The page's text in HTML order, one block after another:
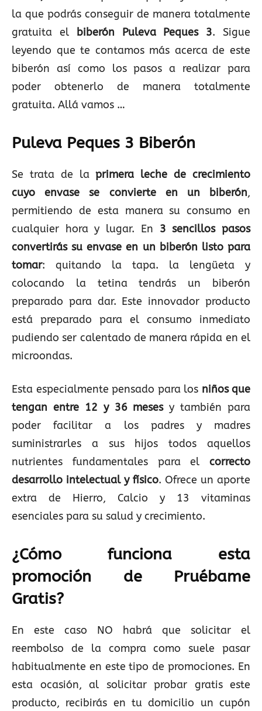
la que podrás conseguir de manera totalmente
gratuita elbiberón Puleva Peques 3. Sigue
leyendo que te contamos más acerca de este
biberón así como los pasos a realizar para
poder obtenerlo de manera totalmente
gratuita. Allá vamos …
Puleva Peques 3 Biberón
Se trata de laprimera leche de crecimiento
cuyo envase se convierte en un biberón,
permitiendo de esta manera su consumo en
cualquier hora y lugar. En 3 sencillos pasos
convertirás su envase en un biberón listo para
tomar: quitando la tapa. la lengüeta y
colocando la tetina tendrás un biberón
preparado para dar. Este innovador producto
está preparado para el consumo inmediato
pudiendo ser calentado de manera rápida en el
microondas.
Esta especialmente pensado para los niños que
tengan entre 12 y 36 mesesy también para
poder facilitar a los padres y madres
suministrarles a sus hijos todos aquellos
nutrientes fundamentales para el correcto
desarrollo intelectual y físico. Ofrece un aporte
extra de Hierro, Calcio y 13 vitaminas
esenciales para su salud y crecimiento.
¿Cómo funciona esta
promoción de Pruébame
Gratis?
En este caso NO habrá que solicitar el
reembolso de la compra como suele pasar
habitualmente en este tipo de promociones. En
esta ocasión, al solicitar probar gratis este
producto, recibirás en tu domicilio un cupón